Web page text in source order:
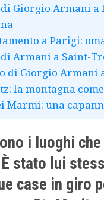
Giorgio Armani a
a Parigi:
Armani a Saint-
di Giorgio Armani
la montagna
Marmi: una
i luoghi
stato lui
case in giro